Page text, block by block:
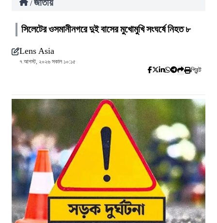
/ জাতীয়
সিলেটের ওসমানীনগরে দুই বাসের মুখোমুখি সংঘর্ষে নিহত ৮
Lens Asia
৭ আগস্ট, ২০২৬ সকাল ১০:১৫
প্রিন্ট